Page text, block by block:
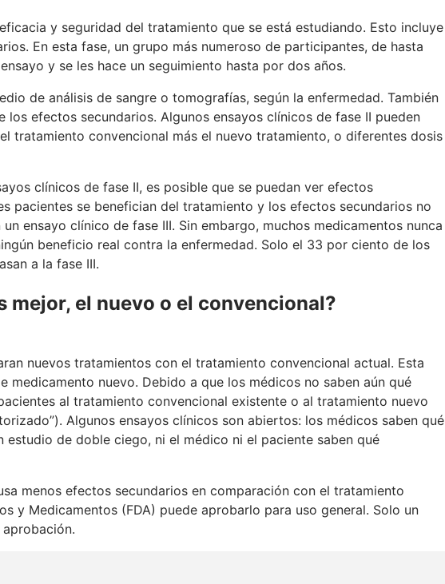
y seguridad del tratamiento que se está estudiando. Esto incluye
En esta fase, un grupo más numeroso de participantes, de hasta
y se les hace un seguimiento hasta por dos años.
de análisis de sangre o tomografías, según la enfermedad. También
efectos secundarios. Algunos ensayos clínicos de fase II pueden
tratamiento convencional más el nuevo tratamiento, o diferentes dosis
clínicos de fase II, es posible que se puedan ver efectos
pacientes se benefician del tratamiento y los efectos secundarios no
ensayo clínico de fase III. Sin embargo, muchos medicamentos nunca
beneficio real contra la enfermedad. Solo el 33 por ciento de los
a la fase III.
mejor, el nuevo o el convencional?
nuevos tratamientos con el tratamiento convencional actual. Esta
medicamento nuevo. Debido a que los médicos no saben aún qué
al tratamiento convencional existente o al tratamiento nuevo
Algunos ensayos clínicos son abiertos: los médicos saben qué
de doble ciego, ni el médico ni el paciente saben qué
menos efectos secundarios en comparación con el tratamiento
y Medicamentos (FDA) puede aprobarlo para uso general. Solo un